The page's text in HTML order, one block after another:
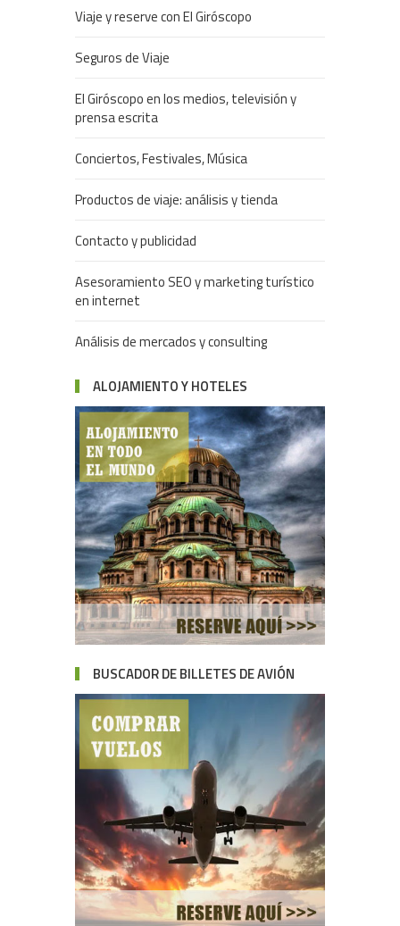
Viaje y reserve con El Giróscopo
Seguros de Viaje
El Giróscopo en los medios, televisión y
prensa escrita
Conciertos, Festivales, Música
Productos de viaje: análisis y tienda
Contacto y publicidad
Asesoramiento SEO y marketing turístico
en internet
Análisis de mercados y consulting
ALOJAMIENTO Y HOTELES
BUSCADOR DE BILLETES DE AVIÓN